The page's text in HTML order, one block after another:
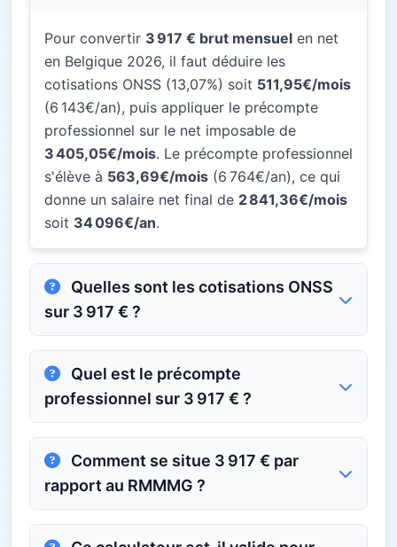
Pour convertir 3 917 € brut mensuel en net
en Belgique 2026, il faut déduire les
cotisations ONSS (13,07%) soit 511,95€/mois
(6 143€/an), puis appliquer le précompte
professionnel sur le net imposable de
3 405,05€/mois. Le précompte professionnel
s'élève à 563,69€/mois (6 764€/an), ce qui
donne un salaire net final de 2 841,36€/mois
soit 34 096€/an.
sur 3 917 € ?
professionnel sur 3 917 € ?
rapport au RMMMG ?